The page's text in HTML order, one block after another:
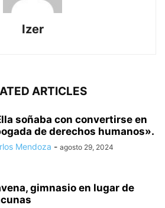
Izer
ARTICLES
soñaba con convertirse en
de derechos humanos».
Mendoza - agosto 29, 2024
gimnasio en lugar de